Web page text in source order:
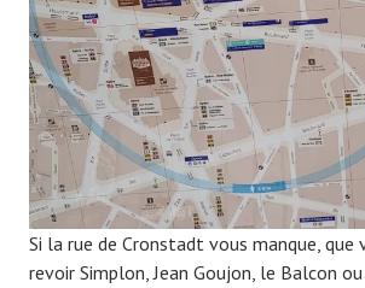
9
Si la rue de Cronstadt vous manque, que
revoir Simplon, Jean Goujon, le Balcon